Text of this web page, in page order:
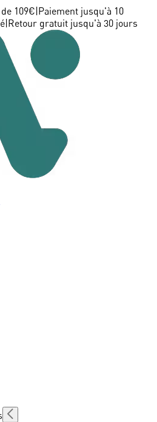
109€ Paiement jusqu'à 10
Retour gratuit jusqu'à 30 jours